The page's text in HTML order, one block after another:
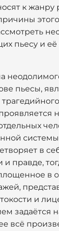
к жанру
пьесу и
пьесы,
в
правде,
в
и
задаётся
всё